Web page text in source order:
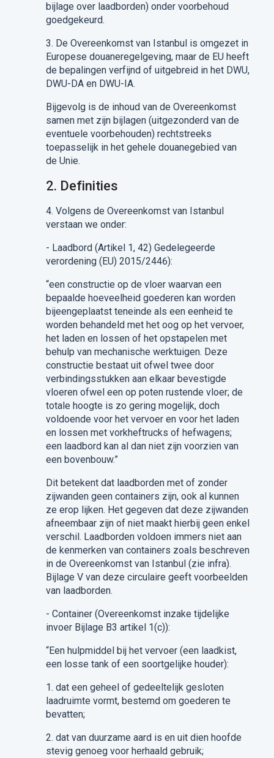
bijlage over laadborden) onder voorbehoud
goedgekeurd.
3. De Overeenkomst van Istanbul is omgezet in
Europese douaneregelgeving, maar de EU heeft
de bepalingen verfijnd of uitgebreid in het DWU,
DWU-DA en DWU-IA.
Bijgevolg is de inhoud van de Overeenkomst
samen met zijn bijlagen (uitgezonderd van de
eventuele voorbehouden) rechtstreeks
toepasselijk in het gehele douanegebied van
de Unie.
2. Definities
4. Volgens de Overeenkomst van Istanbul
verstaan we onder:
- Laadbord (Artikel 1, 42) Gedelegeerde
verordening (EU) 2015/2446):
“een constructie op de vloer waarvan een
bepaalde hoeveelheid goederen kan worden
bijeengeplaatst teneinde als een eenheid te
worden behandeld met het oog op het vervoer,
het laden en lossen of het opstapelen met
behulp van mechanische werktuigen. Deze
constructie bestaat uit ofwel twee door
verbindingsstukken aan elkaar bevestigde
vloeren ofwel een op poten rustende vloer; de
totale hoogte is zo gering mogelijk, doch
voldoende voor het vervoer en voor het laden
en lossen met vorkheftrucks of hefwagens;
een laadbord kan al dan niet zijn voorzien van
een bovenbouw.”
Dit betekent dat laadborden met of zonder
zijwanden geen containers zijn, ook al kunnen
ze erop lijken. Het gegeven dat deze zijwanden
afneembaar zijn of niet maakt hierbij geen enkel
verschil. Laadborden voldoen immers niet aan
de kenmerken van containers zoals beschreven
in de Overeenkomst van Istanbul (zie infra).
Bijlage V van deze circulaire geeft voorbeelden
van laadborden.
- Container (Overeenkomst inzake tijdelijke
invoer Bijlage B3 artikel 1(c)):
“Een hulpmiddel bij het vervoer (een laadkist,
een losse tank of een soortgelijke houder):
1. dat een geheel of gedeeltelijk gesloten
laadruimte vormt, bestemd om goederen te
bevatten;
2. dat van duurzame aard is en uit dien hoofde
stevig genoeg voor herhaald gebruik;